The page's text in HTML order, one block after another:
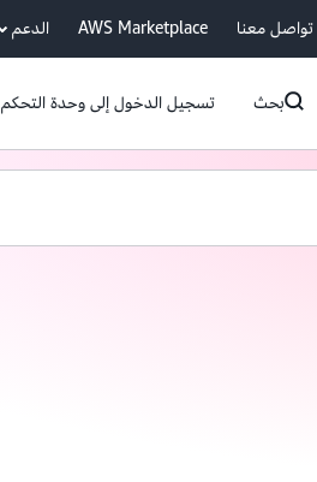
تواصل معنا AWS Marketplace الدعم
بحث تسجيل الدخول إلى وحدة التحكم